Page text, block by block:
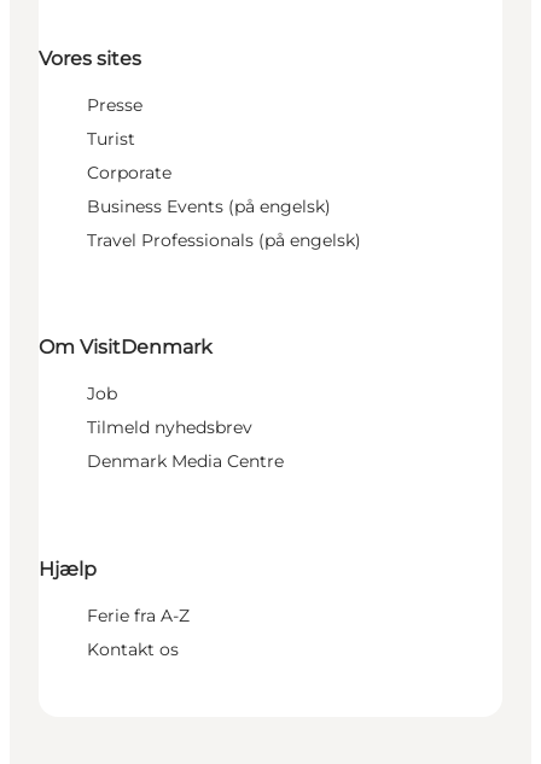
Vores sites
Presse
Turist
Corporate
Business Events (på engelsk)
Travel Professionals (på engelsk)
Om VisitDenmark
Job
Tilmeld nyhedsbrev
Denmark Media Centre
Hjælp
Ferie fra A-Z
Kontakt os